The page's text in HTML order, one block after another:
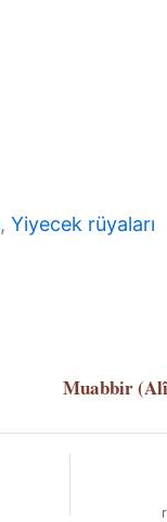
, Yiyecek rüyaları
Muabbir